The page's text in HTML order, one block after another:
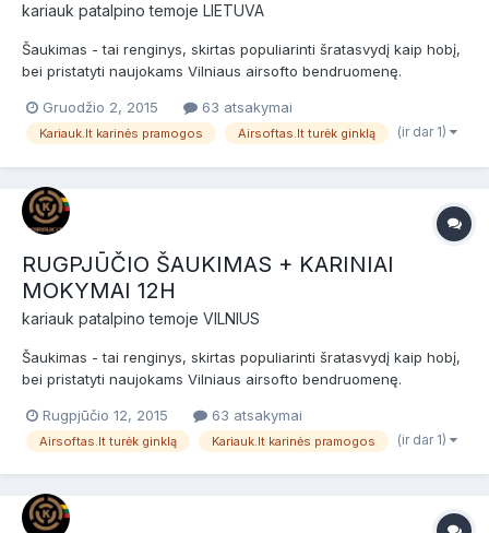
kariauk patalpino temoje LIETUVA
Šaukimas - tai renginys, skirtas populiarinti šratasvydį kaip hobį,
bei pristatyti naujokams Vilniaus airsofto bendruomenę.
žaidėjams bei airsofto komandoms. Prieš žaidimą bus NEMOKAMI
dviejų valandų baziniai kariniai mokymai, po jų žaidimas....
Gruodžio 2, 2015 63 atsakymai
Kariauk.lt karinės pramogos Airsoftas.lt turėk ginklą (ir dar 1)
RUGPJŪČIO ŠAUKIMAS + KARINIAI
MOKYMAI 12H
kariauk patalpino temoje VILNIUS
Šaukimas - tai renginys, skirtas populiarinti šratasvydį kaip hobį,
bei pristatyti naujokams Vilniaus airsofto bendruomenę.
žaidėjams bei airsofto komandoms. Prieš žaidimą šeštadienį bus
NEMOKAMI 12 valandų baziniai kariniai mokymai, po jų sek...
Rugpjūčio 12, 2015 63 atsakymai
Airsoftas.lt turėk ginklą Kariauk.lt karinės pramogos (ir dar 1)